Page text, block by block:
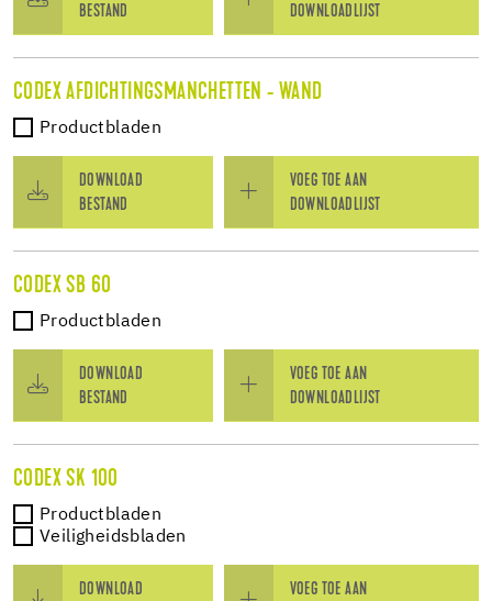
BESTAND
DOWNLOADLIJST
CODEX AFDICHTINGSMANCHETTEN - WAND
Productbladen
DOWNLOAD
BESTAND
VOEG TOE AAN
DOWNLOADLIJST
CODEX SB 60
Productbladen
DOWNLOAD
BESTAND
VOEG TOE AAN
DOWNLOADLIJST
CODEX SK 100
Productbladen
Veiligheidsbladen
DOWNLOAD VOEG TOE AAN